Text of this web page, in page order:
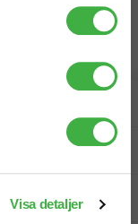
Visa detaljer